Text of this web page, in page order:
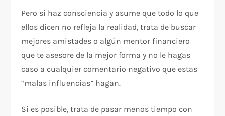
Pero si haz consciencia y asume que todo lo que
ellos dicen no refleja la realidad, trata de buscar
mejores amistades o algún mentor financiero
que te asesore de la mejor forma y no le hagas
caso a cualquier comentario negativo que estas
“malas influencias” hagan.
Si es posible, trata de pasar menos tiempo con